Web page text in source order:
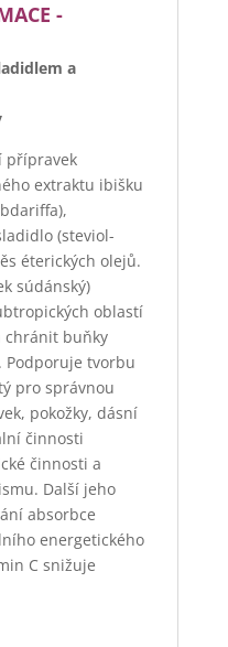
-
a
přípravek
extraktu ibišku
(steviol-
éterických olejů.
súdánský)
oblastí
chránit buňky
Podporuje tvorbu
pro správnou
pokožky, dásní
činnosti
činnosti a
Další jeho
absorbce
energetického
C snižuje